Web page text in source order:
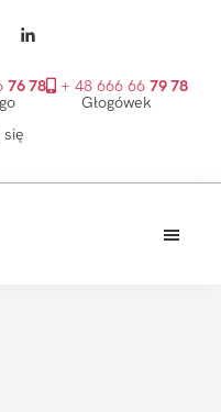
76 78
+ 48 666 66 79 78
Głogówek
się